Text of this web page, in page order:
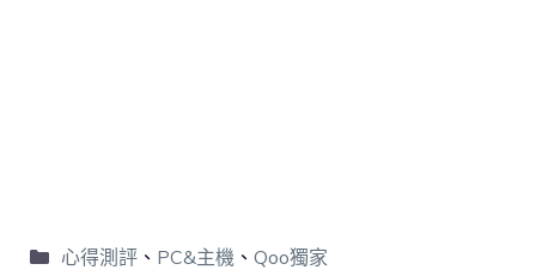
心得測評、 PC&主機 、 Qoo獨家